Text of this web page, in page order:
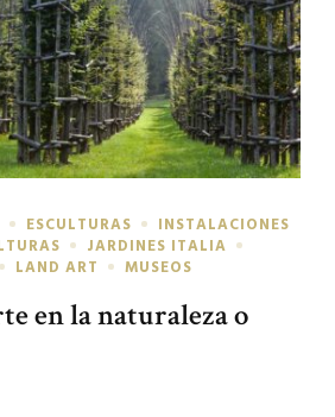
ESCULTURAS
INSTALACIONES
JARDINES ITALIA
LAND ART MUSEOS
en la naturaleza o